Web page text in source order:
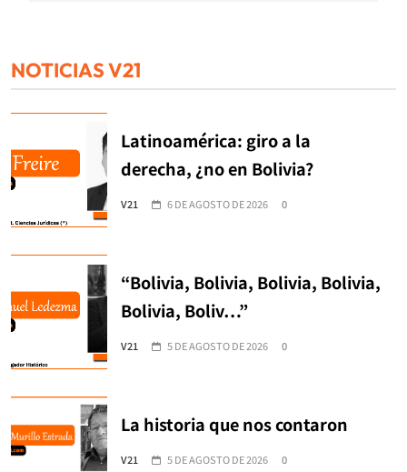
NOTICIAS V21
Latinoamérica: giro a la
derecha, ¿no en Bolivia?
V21 6 DE AGOSTO DE 2026 0
“Bolivia, Bolivia, Bolivia, Bolivia,
Bolivia, Boliv…”
V21 5 DE AGOSTO DE 2026 0
La historia que nos contaron
V21 5 DE AGOSTO DE 2026 0